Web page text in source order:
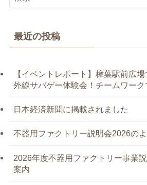
最近の投稿
【イベントレポート】樟葉駅前広
外線サバゲー体験会！チームワーク
日本経済新聞に掲載されました
不器用ファクトリー説明会2026の
2026年度不器用ファクトリー事業
案内